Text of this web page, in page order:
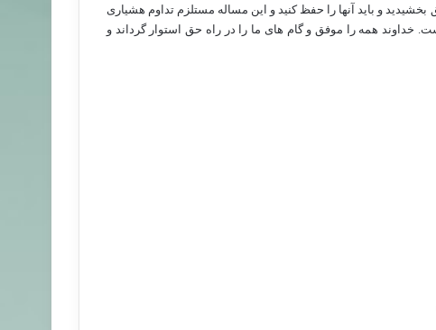
و باید آنها را حفظ کنید و این مساله مستلزم تداوم هشیاری
خداوند همه را موفق و گام های ما را در راه حق استوار گرداند و